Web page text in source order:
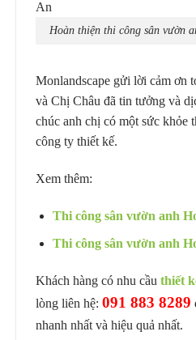
Hoàn thiện thi công sân vườn
Monlandscape gửi lời cảm ơn
và Chị Châu đã tin tưởng và
chúc anh chị có một sức khỏe
công ty thiết kế.
Xem thêm:
Thi công sân vườn anh
Thi công sân vườn anh
Khách hàng có nhu cầu thiết
lòng liên hệ: 091 883 8289
nhanh nhất và hiệu quả nhất.